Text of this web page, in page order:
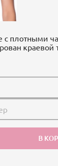
с плотными
В